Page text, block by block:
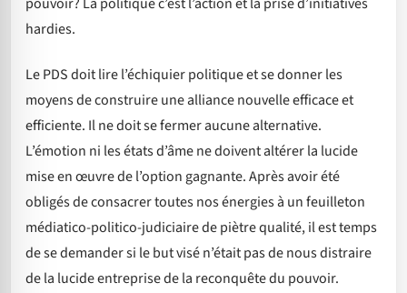
hardies.
Le PDS doit lire l’échiquier politique et se donner les
moyens de construire une alliance nouvelle efficace et
efficiente. Il ne doit se fermer aucune alternative.
L’émotion ni les états d’âme ne doivent altérer la lucide
mise en œuvre de l’option gagnante. Après avoir été
obligés de consacrer toutes nos énergies à un feuilleton
médiatico-politico-judiciaire de piètre qualité, il est temps
de se demander si le but visé n’était pas de nous distraire
de la lucide entreprise de la reconquête du pouvoir.